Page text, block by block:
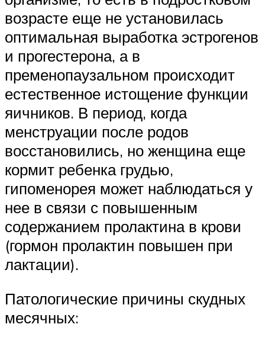
возрасте еще не установилась
оптимальная выработка эстрогенов
и прогестерона, а в
пременопаузальном происходит
естественное истощение функции
яичников. В период, когда
менструации после родов
восстановились, но женщина еще
кормит ребенка грудью,
гипоменорея может наблюдаться у
нее в связи с повышенным
содержанием пролактина в крови
(гормон пролактин повышен при
лактации).
Патологические причины скудных
месячных: